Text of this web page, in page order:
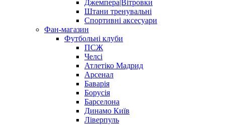
Джемпера|Вітровки
Штани тренувальні
Спортивні аксесуари
Фан-магазин
Футбольні клуби
ПСЖ
Челсі
Атлетіко Мадрид
Арсенал
Баварія
Борусія
Барселона
Динамо Київ
Ліверпуль